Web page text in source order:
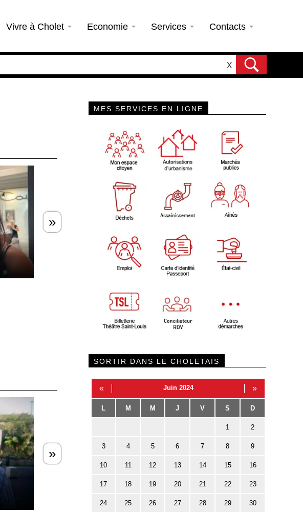
Vivre à Cholet Economie Services Contacts
X
»
»
MES SERVICES EN LIGNE
SORTIR DANS LE CHOLETAIS
« Juin 2024 »
L M M J V S D
1 2
3 4 5 6 7 8 9
10 11 12 13 14 15 16
17 18 19 20 21 22 23
24 25 26 27 28 29 30